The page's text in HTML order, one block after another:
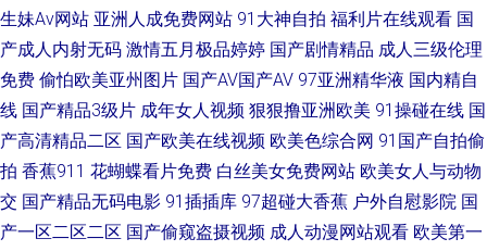
91黄色下载软件 大香蕉超碰 黄色影片在线观看 色亭亭福利导航 伊人综合香
蕉另类 99福利在线观看 国精品123 老司机副利院 人人妻人人搞人人 伊人影
院国产91 操逼金品韩国 韩国A级无码片 人人插人人操 在线电影av 传媒精品
传媒映画 国产9在线播放 久久加勒比久久 欧美性爱AB 日本少妇亚洲 亚洲色
生妹Av网站 亚洲人成免费网站 91大神自拍 福利片在线观看 国
产成人内射无码 激情五月极品婷婷 国产剧情精品 成人三级伦理
免费 偷怕欧美亚州图片 国产AV国产AV 97亚洲精华液 国内精自
线 国产精品3级片 成年女人视频 狠狠撸亚洲欧美 91操碰在线 国
产高清精品二区 国产欧美在线视频 欧美色综合网 91国产自拍偷
拍 香蕉911 花蝴蝶看片免费 白丝美女免费网站 欧美女人与动物
交 国产精品无码电影 91插插库 97超碰大香蕉 户外自慰影院 国
产一区二区二区 国产偷窥盗摄视频 成人动漫网站观看 欧美第一